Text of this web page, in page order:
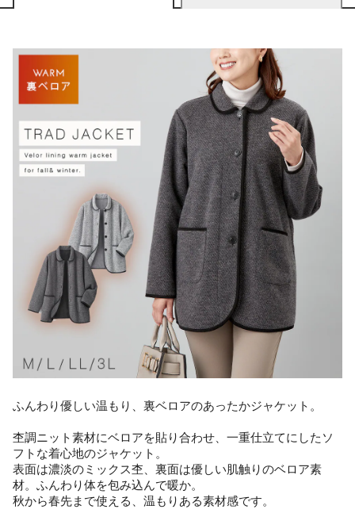
ふんわり優しい温もり、裏ベロアのあったかジャケット。
杢調ニット素材にベロアを貼り合わせ、一重仕立てにしたソ
フトな着心地のジャケット。
表面は濃淡のミックス杢、裏面は優しい肌触りのベロア素
材。ふんわり体を包み込んで暖か。
秋から春先まで使える、温もりある素材感です。